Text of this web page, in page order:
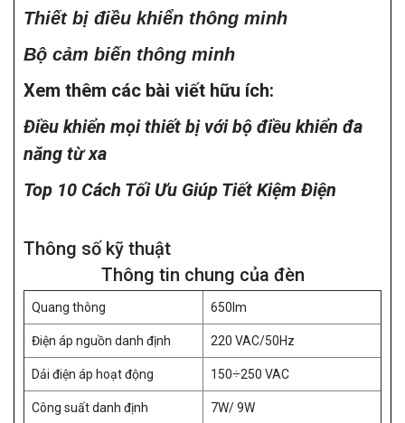
Thiết bị điều khiển thông minh
Bộ cảm biến thông minh
Xem thêm các bài viết hữu ích:
Điều khiển mọi thiết bị với bộ điều khiển đa
năng từ xa
Top 10 Cách Tối Ưu Giúp Tiết Kiệm Điện
Thông số kỹ thuật
Thông tin chung của đèn
Quang thông 650lm
Điện áp nguồn danh định 220 VAC/50Hz
Dải điện áp hoạt động 150÷250 VAC
Công suất danh định 7W/ 9W